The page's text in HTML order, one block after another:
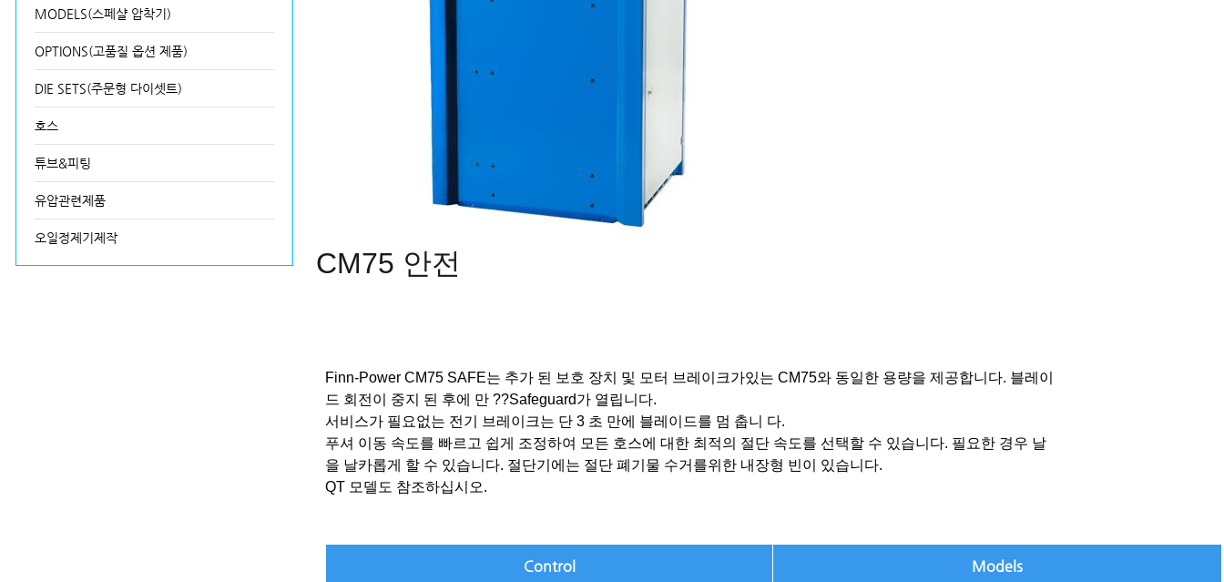
MODELS(스페샬 압착기)
OPTIONS(고품질 옵션 제품)
DIE SETS(주문형 다이셋트)
호스
튜브&피팅
유압관련제품
오일정제기제작
CM75 안전
Finn-Power CM75 SAFE는 추가 된 보호 장치 및 모터 브레이크가있는 CM75와 동일한 용량을 제공합니다. 블레이
드 회전이 중지 된 후에 만 ??Safeguard가 열립니다.
서비스가 필요없는 전기 브레이크는 단 3 초 만에 블레이드를 멈 춥니 다.
푸셔 이동 속도를 빠르고 쉽게 조정하여 모든 호스에 대한 최적의 절단 속도를 선택할 수 있습니다. 필요한 경우 날
을 날카롭게 할 수 있습니다. 절단기에는 절단 폐기물 수거를위한 내장형 빈이 있습니다.
QT 모델도 참조하십시오.
Control Models